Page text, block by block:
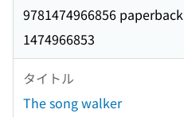
9781474966856 paperback
1474966853
タイトル
The song walker